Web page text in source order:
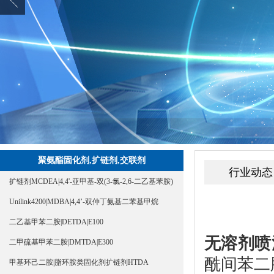
聚氨酯固化剂,扩链剂,交联剂
扩链剂MCDEA|4,4'-亚甲基-双(3-氯-2,6-二乙基苯胺)
Unilink4200|MDBA|4,4’-双仲丁氨基二苯基甲烷
二乙基甲苯二胺|DETDA|E100
二甲硫基甲苯二胺|DMTDA|E300
甲基环己二胺|脂环胺类固化剂扩链剂HTDA
行业动态
无溶剂
酰间苯